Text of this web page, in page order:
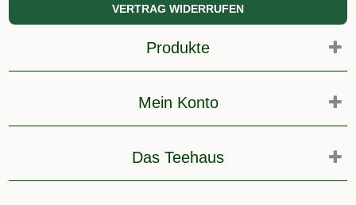
VERTRAG WIDERRUFEN
Produkte
Mein Konto
Das Teehaus